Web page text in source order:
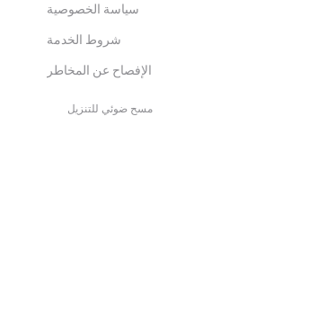
سياسة الخصوصية
شروط الخدمة
الإفصاح عن المخاطر
مسح ضوئي للتنزيل